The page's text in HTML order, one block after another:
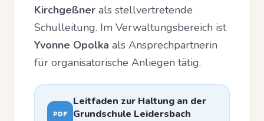
Kirchgeßner als stellvertretende
Schulleitung. Im Verwaltungsbereich ist
Yvonne Opolka als Ansprechpartnerin
für organisatorische Anliegen tätig.
PDF
Leitfaden zur Haltung an der
Grundschule Leidersbach